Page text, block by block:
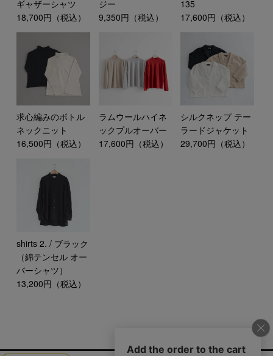
ギャザーシャツ
18,700円（税込）
ジー
9,350円（税込）
135
17,600円（税込）
求心編みのボトル
ネックニット
16,500円（税込）
ラムウールハイネ
ックプルオーバー
17,600円（税込）
シルクネップ テー
ラードジャケット
29,700円（税込）
shirts 2. / ブラック
（綿テンセル オー
バーシャツ）
13,200円（税込）